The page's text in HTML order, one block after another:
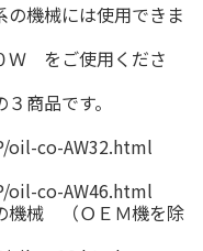
機械には使用できま
Ｗ をご使用くださ
商品です。
oil-co-AW32.html
oil-co-AW46.html
（ＯＥＭ機を除